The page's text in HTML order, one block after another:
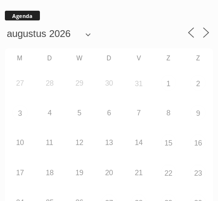
Agenda
M D W D V Z Z
27 28 29 30 31 1 2
3 4 5 6 7 8 9
10 11 12 13 14 15 16
17 18 19 20 21 22 23